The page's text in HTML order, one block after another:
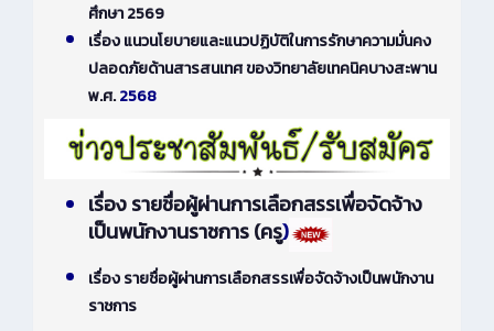
ศึกษา 2569
เรื่อง แนวนโยบายและแนวปฏิบัติในการรักษาความมั่นคง
ปลอดภัยด้านสารสนเทศ ของวิทยาลัยเทคนิคบางสะพาน
พ.ศ.2568
เรื่อง รายชื่อผู้ผ่านการเลือกสรรเพื่อจัดจ้าง
เป็นพนักงานราชการ (ครู)
เรื่อง รายชื่อผู้ผ่านการเลือกสรรเพื่อจัดจ้างเป็นพนักงาน
ราชการ